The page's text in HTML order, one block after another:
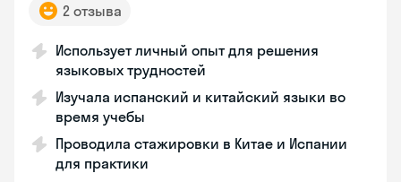
2 отзыва
Использует личный опыт для решения
языковых трудностей
Изучала испанский и китайский языки во
время учебы
Проводила стажировки в Китае и Испании
для практики